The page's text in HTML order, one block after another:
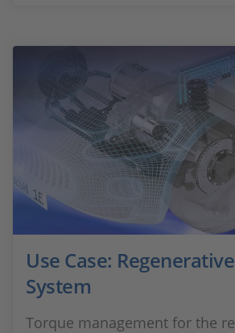
Use Case:
System
Torque management for the